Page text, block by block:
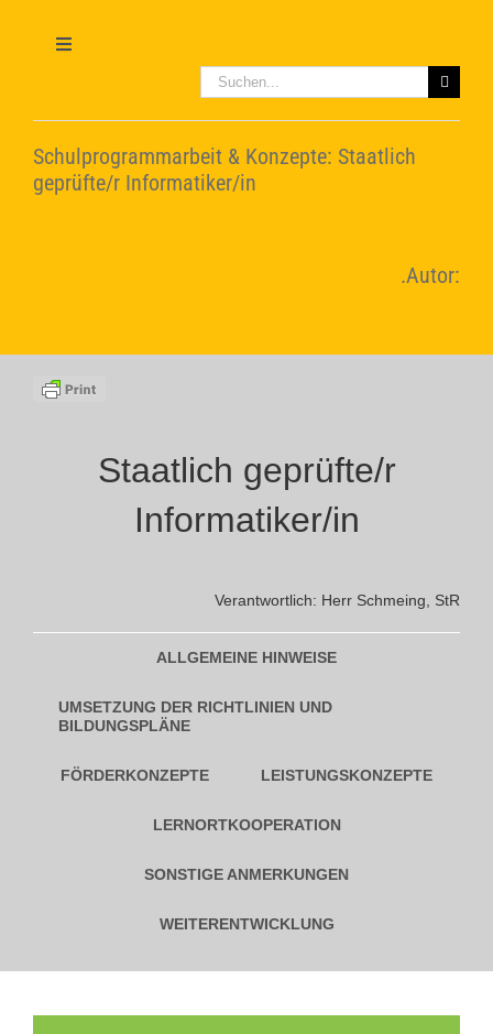
springenToggle
Leitbild
Suche
nach:
Schulprogrammarbeit & Konzepte: Staatlich
geprüfte/r Informatiker/in
.Autor:
Staatlich geprüfte/r
Informatiker/in
Verantwortlich: Herr Schmeing, StR
ALLGEMEINE HINWEISE
UMSETZUNG DER RICHTLINIEN UND
BILDUNGSPLÄNE
FÖRDERKONZEPTE LEISTUNGSKONZEPTE
LERNORTKOOPERATION
SONSTIGE ANMERKUNGEN
WEITERENTWICKLUNG